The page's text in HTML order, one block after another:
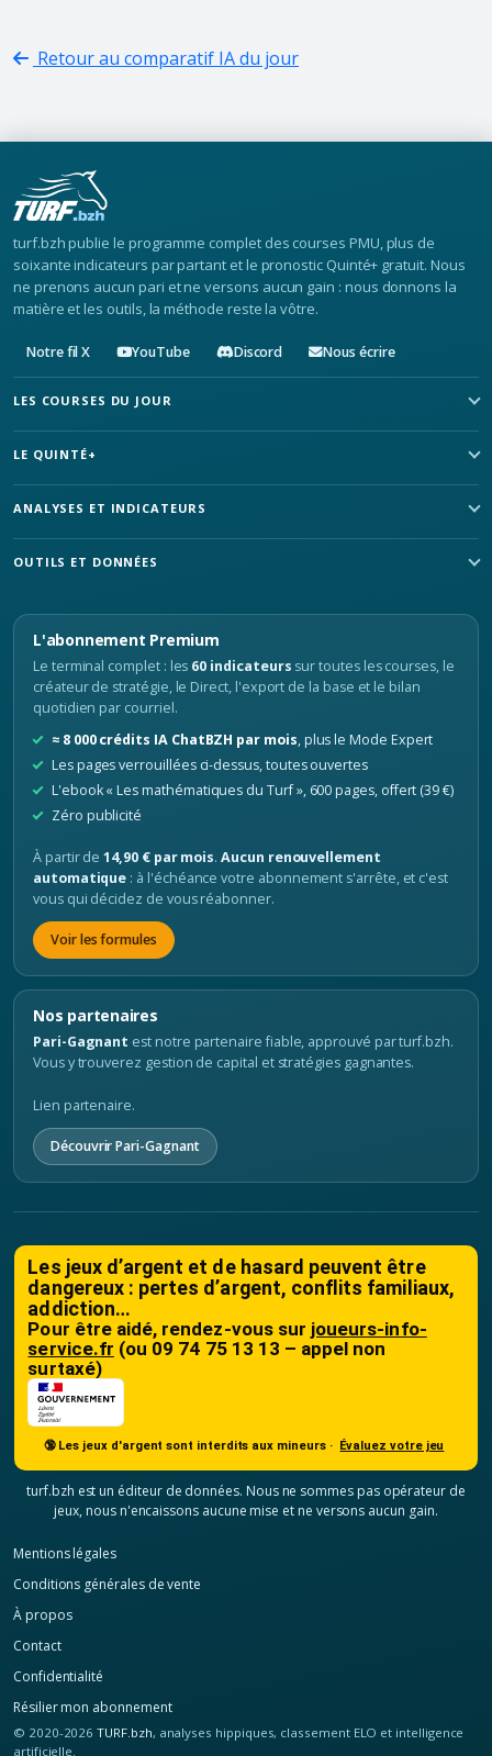
Retour au comparatif IA du jour
turf.bzh publie le programme complet des courses PMU, plus de
soixante indicateurs par partant et le pronostic Quinté+ gratuit. Nous
ne prenons aucun pari et ne versons aucun gain : nous donnons la
matière et les outils, la méthode reste la vôtre.
Notre fil X YouTube Discord Nous écrire
LES COURSES DU JOUR
LE QUINTÉ+
ANALYSES ET INDICATEURS
OUTILS ET DONNÉES
L'abonnement Premium
Le terminal complet : les 60 indicateurs sur toutes les courses, le
créateur de stratégie, le Direct, l'export de la base et le bilan
quotidien par courriel.
≈ 8 000 crédits IA ChatBZH par mois, plus le Mode Expert
Les pages verrouillées ci-dessus, toutes ouvertes
L'ebook « Les mathématiques du Turf », 600 pages, offert (39 €)
Zéro publicité
À partir de14,90 € par mois.Aucun renouvellement
automatique : à l'échéance votre abonnement s'arrête, et c'est
vous qui décidez de vous réabonner.
Voir les formules
Nos partenaires
Pari-Gagnant est notre partenaire fiable, approuvé par turf.bzh.
Vous y trouverez gestion de capital et stratégies gagnantes.
Lien partenaire.
Découvrir Pari-Gagnant
Les jeux d’argent et de hasard peuvent être
dangereux : pertes d’argent, conflits familiaux,
addiction…
Pour être aidé, rendez-vous sur joueurs-info-
service.fr (ou 09 74 75 13 13 – appel non
surtaxé)
🔞 Les jeux d'argent sont interdits aux mineurs · Évaluez votre jeu
turf.bzh est un éditeur de données. Nous ne sommes pas opérateur de
jeux, nous n'encaissons aucune mise et ne versons aucun gain.
Mentions légales
Conditions générales de vente
À propos
Contact
Confidentialité
Résilier mon abonnement
© 2020-2026TURF.bzh, analyses hippiques, classement ELO et intelligence
artificielle.